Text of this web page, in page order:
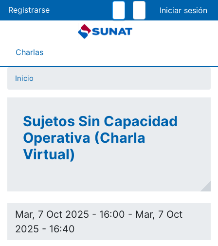
al
contenido
Registrarse
Menú Asistente
Charlas
Inicio
Sujetos Sin Capacidad
Operativa (Charla
Virtual)
Mar, 7 Oct 2025 - 16:00 - Mar, 7 Oct
2025 - 16:40